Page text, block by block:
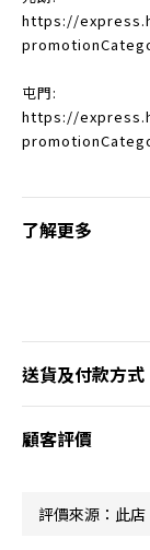
https://
屯門:
https://
了解更多
送貨及付款方式
顧客評價